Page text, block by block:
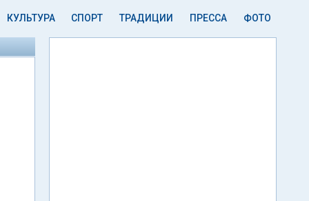
КУЛЬТУРА СПОРТ ТРАДИЦИИ ПРЕССА ФОТО